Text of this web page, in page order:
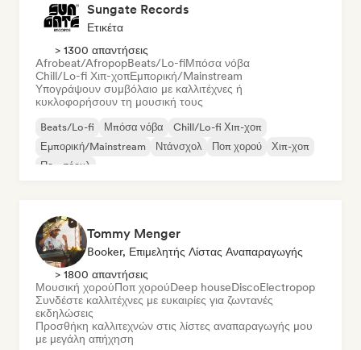
Sungate Records
Ετικέτα
> 1300 απαντήσεις
Afrobeat/AfropopBeats/Lo-fiΜπόσα νόβα
Chill/Lo-fi Χιπ-χοπΕμπορική/Mainstream
Υπογράψουν συμβόλαιο με καλλιτέχνες ή
κυκλοφορήσουν τη μουσική τους
Beats/Lo-fi Μπόσα νόβα
Chill/Lo-fi Χιπ-χοπ
Εμπορική/Mainstream
Ντάνσχολ Ποπ χορού
Χιπ-χοπ
Ποπ σόουλ
Tommy Menger
Booker, Επιμελητής Λίστας Αναπαραγωγής
> 1800 απαντήσεις
Μουσική χορούΠοπ χορούDeep houseDiscoElectropop
Συνδέστε καλλιτέχνες με ευκαιρίες για ζωντανές
εκδηλώσεις
Προσθήκη καλλιτεχνών στις λίστες αναπαραγωγής μου
με μεγάλη απήχηση